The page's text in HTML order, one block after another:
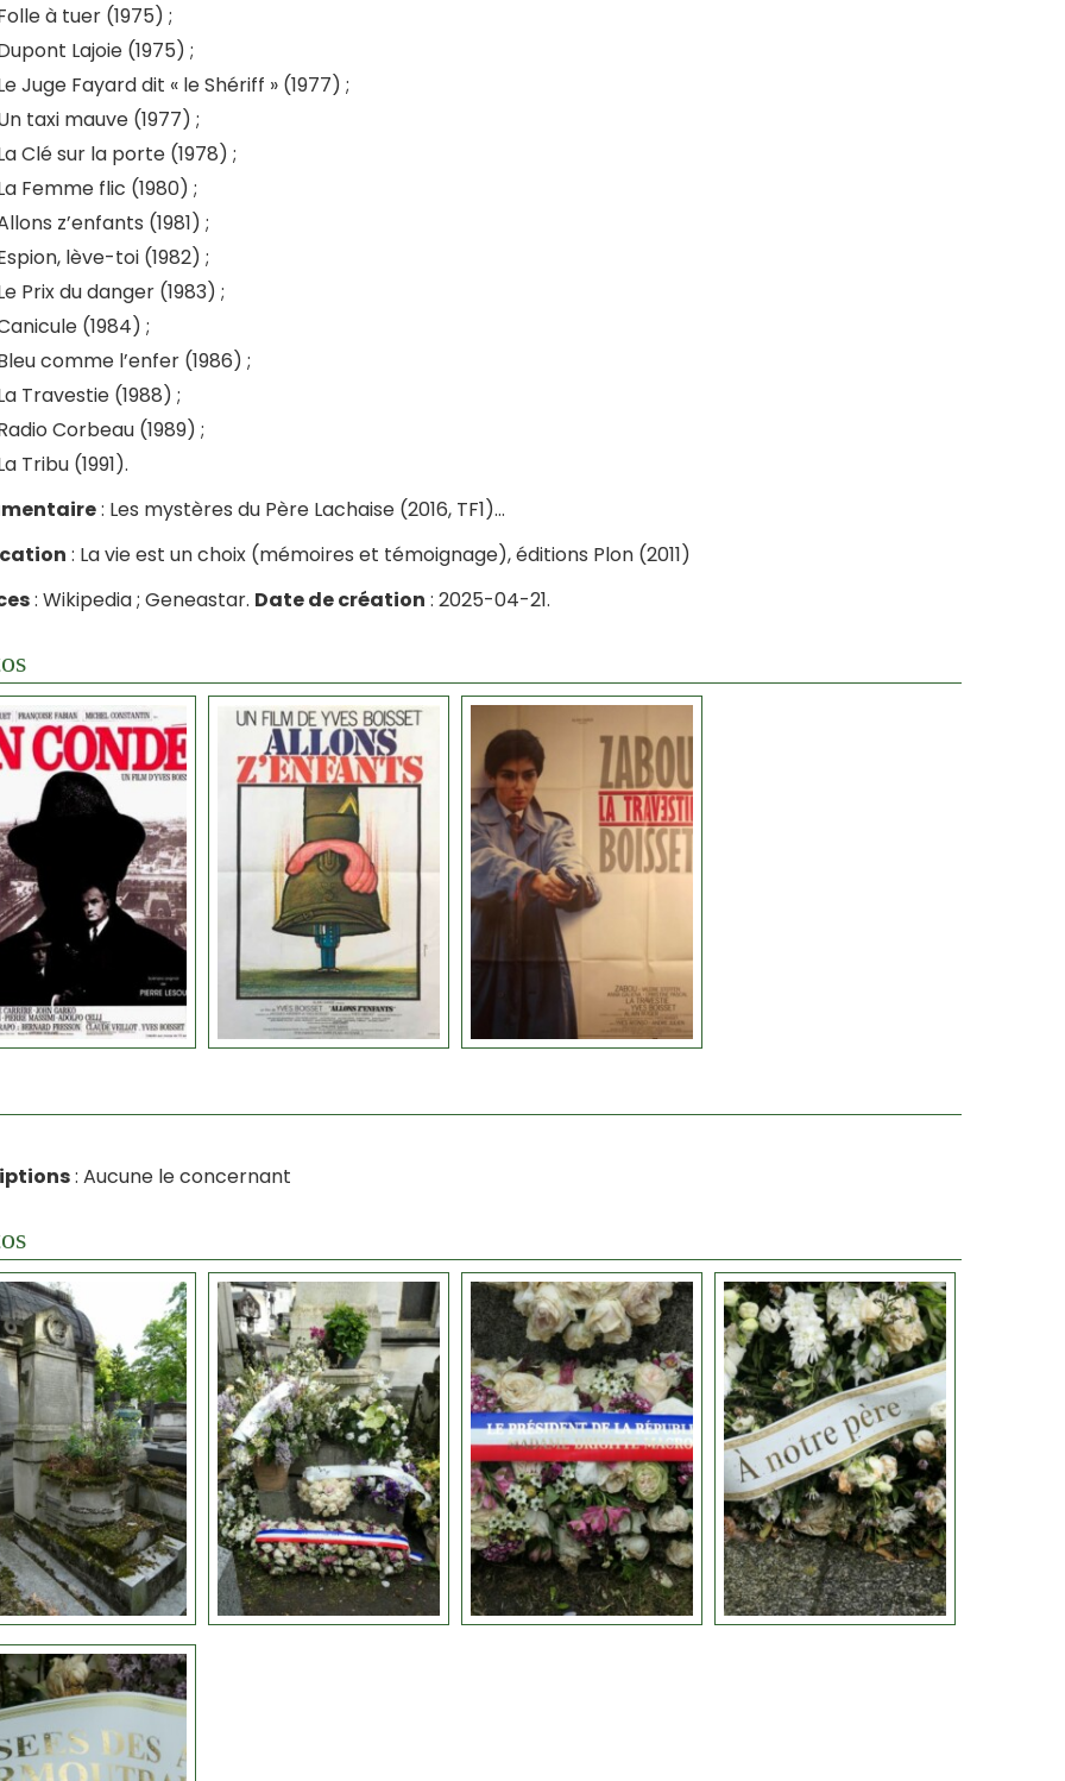
à tuer (1975) ;
Lajoie (1975) ;
Juge Fayard dit « le Shériff » (1977) ;
taxi mauve (1977) ;
Clé sur la porte (1978) ;
Femme flic (1980) ;
z’enfants (1981) ;
lève-toi (1982) ;
Prix du danger (1983) ;
(1984) ;
comme l’enfer (1986) ;
Travestie (1988) ;
Corbeau (1989) ;
Tribu (1991).
: Les mystères du Père Lachaise (2016, TF1)…
: La vie est un choix (mémoires et témoignage), éditions Plon (2011)
: Wikipedia ; Geneastar. Date de création : 2025-04-21.
: Aucune le concernant